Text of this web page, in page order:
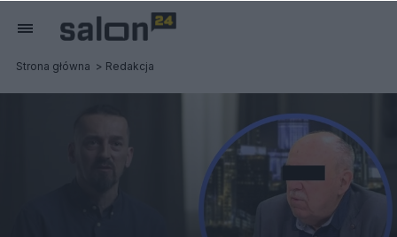
Strona główna Redakcja